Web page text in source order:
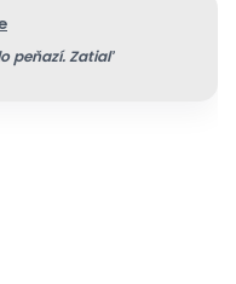
peňazí. Zatiaľ